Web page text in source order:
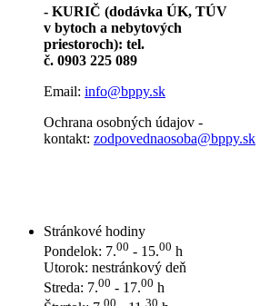
- KURIČ (dodávka ÚK, TÚV
v bytoch a nebytových
priestoroch): tel.
č. 0903 225 089
Email: info@bppy.sk
Ochrana osobných údajov -
kontakt: zodpovednaosoba@bppy.sk
Stránkové hodiny
Pondelok: 7.00 - 15.00 h
Utorok: nestránkový deň
Streda: 7.00 - 17.00 h
00 30